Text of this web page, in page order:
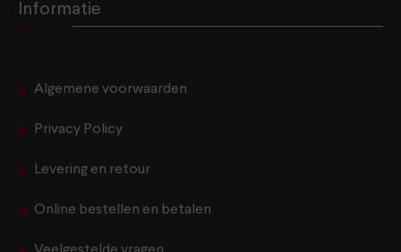
Informatie
Algemene voorwaarden
Privacy Policy
Levering en retour
Online bestellen en betalen